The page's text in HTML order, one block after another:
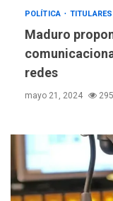
POLÍTICA TITULARES
Maduro
redes
mayo 21, 2024